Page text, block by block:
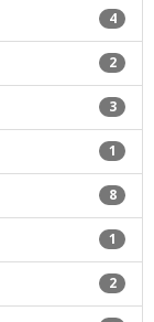
4
2
3
1
8
1
2